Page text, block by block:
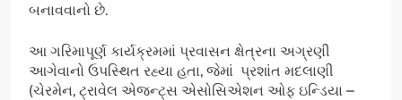
બનાવવાનો છે.
આ ગરિમાપૂર્ણ કાર્યક્રમમાં પ્રવાસન ક્ષેત્રના અગ્રણી
આગેવાનો ઉપસ્થિત રહ્યા હતા, જેમાં પ્રશાંત મદલાણી
(ચેરમેન, ટ્રાવેલ એજન્ટ્સ એસોસિએશન ઓફ ઇન્ડિયા –